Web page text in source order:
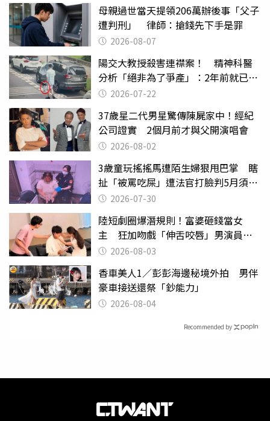
母親過世當天提領206萬辦後事「父子
遭判刑」 律師：搶錢先下手是罪
2026-08-07
陽交大教授殺害連襟案！ 精神科醫
分析「絕非為了爭產」：2年前就已言
行詭異
2026-07-22
37歲星二代男星驚傳陳屍家中！經紀
公司證實 2個月前才與父開演唱會
2026-08-02
3歲童玩搖搖馬遭陌生婦狠甩巴掌 瞎
扯「被罵吃屎」遭法官打臉判5月須入
監 2026-07-30
陸短劇圈爆潛規則！富婆砸錢當女
主 狂加吻戲「伸舌咬唇」男演員崩
潰 2026-08-03
香車美人1／彭彭海邊秘境外拍 男伴
豪車接送還祭「鈔能力」
2026-08-04
Recommended by